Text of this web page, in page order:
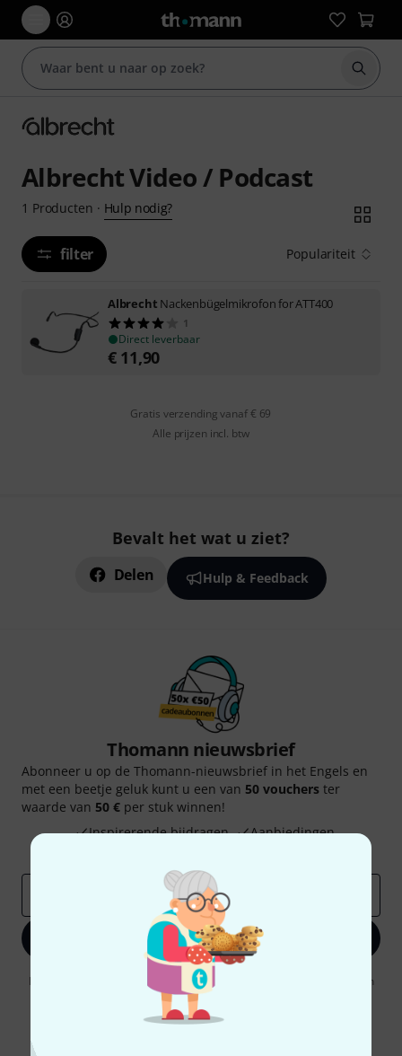
Zoek
Albrecht Video / Podcast
1 Producten · Hulp nodig?
filter Populariteit
Albrecht Nackenbügelmikrofon for ATT400
1
Direct leverbaar
€ 11,90
Gratis verzending vanaf € 69
Alle prijzen incl. btw
Bevalt het wat u ziet?
Delen Hulp & Feedback
Thomann nieuwsbrief
Abonneer u op de Thomann-nieuwsbrief in het Engels en
met een beetje geluk kunt u een van 50 vouchers ter
waarde van 50 € per stuk winnen!
Inspirerende bijdragen
Aanbiedingen
Registreer nu
Door op "Registreer nu" te klikken, gaat u akkoord met het ontvangen
van e-mailreclame. U kunt zich op elk moment afmelden. Meer
informatie over de nieuwsbrief vindt u in onze
gegevensbescherming